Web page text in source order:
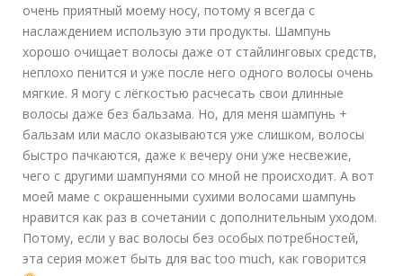
очень приятный моему носу, потому я всегда с
наслаждением использую эти продукты. Шампунь
хорошо очищает волосы даже от стайлинговых средств,
неплохо пенится и уже после него одного волосы очень
мягкие. Я могу с лёгкостью расчесать свои длинные
волосы даже без бальзама. Но, для меня шампунь +
бальзам или масло оказываются уже слишком, волосы
быстро пачкаются, даже к вечеру они уже несвежие,
чего с другими шампунями со мной не происходит. А вот
моей маме с окрашенными сухими волосами шампунь
нравится как раз в сочетании с дополнительным уходом.
Потому, если у вас волосы без особых потребностей,
эта серия может быть для вас too much, как говорится